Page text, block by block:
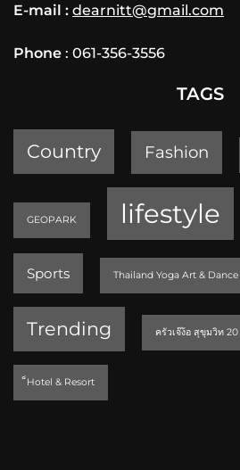
E-mail : dearnitt@gmail.com
Phone : 061-356-3556
TAGS
Country Fashion
GEOPARK lifestyle
Sports Thailand Yoga Art & Dance
Trending ครัวเจ๊ง้อ สุขุมวิท 20
็Hotel & Resort